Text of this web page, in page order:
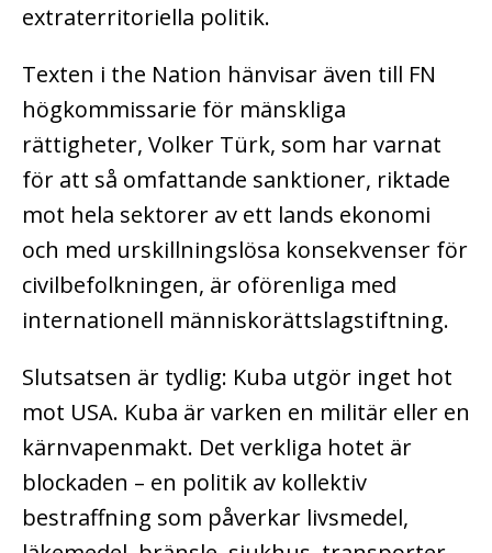
extraterritoriella politik.
Texten i the Nation hänvisar även till FN
högkommissarie för mänskliga
rättigheter, Volker Türk, som har varnat
för att så omfattande sanktioner, riktade
mot hela sektorer av ett lands ekonomi
och med urskillningslösa konsekvenser för
civilbefolkningen, är oförenliga med
internationell människorättslagstiftning.
Slutsatsen är tydlig: Kuba utgör inget hot
mot USA. Kuba är varken en militär eller en
kärnvapenmakt. Det verkliga hotet är
blockaden – en politik av kollektiv
bestraffning som påverkar livsmedel,